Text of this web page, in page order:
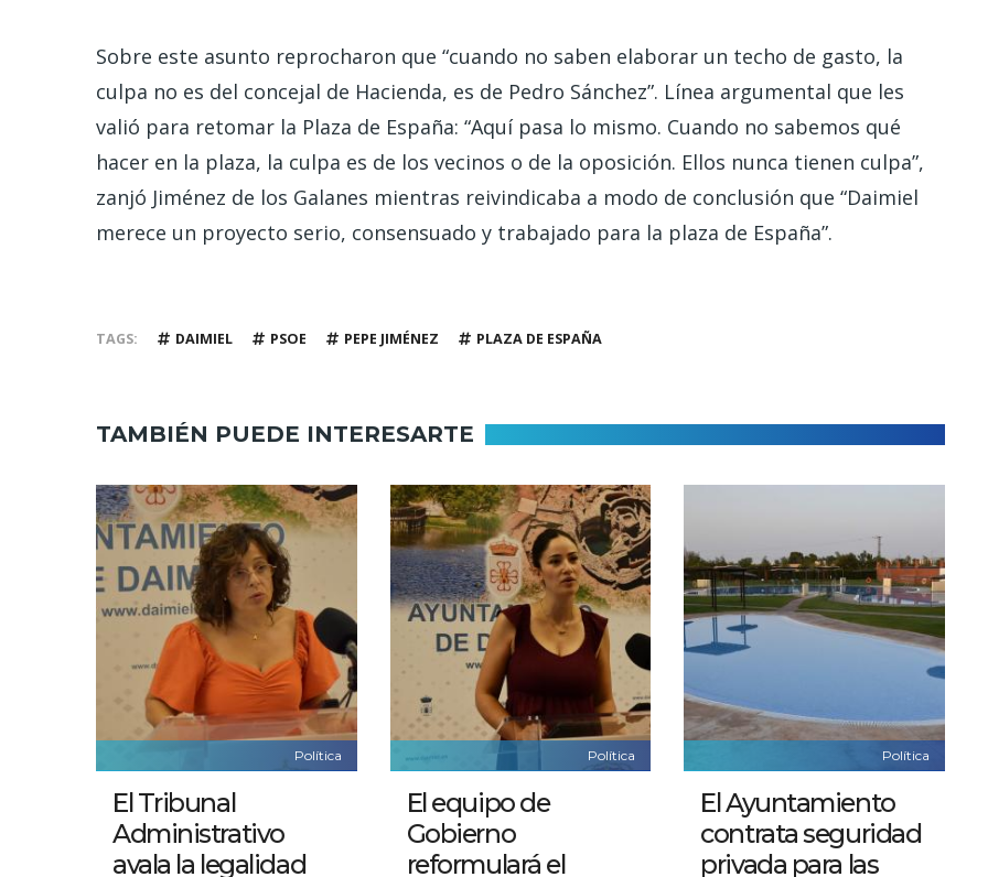
Sobre este asunto reprocharon que “cuando no saben elaborar un techo de gasto, la
culpa no es del concejal de Hacienda, es de Pedro Sánchez”. Línea argumental que les
valió para retomar la Plaza de España: “Aquí pasa lo mismo. Cuando no sabemos qué
hacer en la plaza, la culpa es de los vecinos o de la oposición. Ellos nunca tienen culpa”,
zanjó Jiménez de los Galanes mientras reivindicaba a modo de conclusión que “Daimiel
merece un proyecto serio, consensuado y trabajado para la plaza de España”.
TAGS DAIMIEL PSOE PEPE JIMÉNEZ PLAZA DE ESPAÑA
TAMBIÉN PUEDE INTERESARTE
Política
El Tribunal
Administrativo
avala la legalidad
Política
El equipo de
Gobierno
reformulará el
Política
El Ayuntamiento
contrata seguridad
privada para las